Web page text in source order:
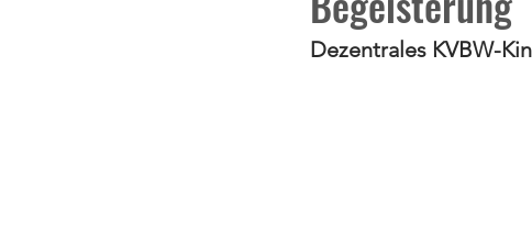
Sommercamp Umfrage
Dezentrales KVBW-